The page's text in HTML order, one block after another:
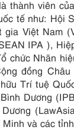
thành viên
tế như: Hội
gia Việt Nam
IPA ),
chức Nhãn
đồng
Trí tuệ
Dương
và các